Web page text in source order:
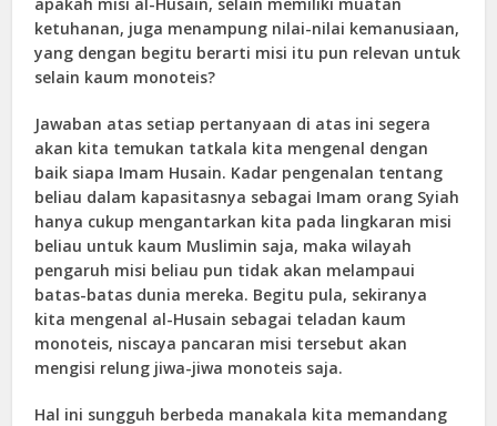
ketuhanan, juga menampung nilai-nilai kemanusiaan,
yang dengan begitu berarti misi itu pun relevan untuk
selain kaum monoteis?
Jawaban atas setiap pertanyaan di atas ini segera
akan kita temukan tatkala kita mengenal dengan
baik siapa Imam Husain. Kadar pengenalan tentang
beliau dalam kapasitasnya sebagai Imam orang Syiah
hanya cukup mengantarkan kita pada lingkaran misi
beliau untuk kaum Muslimin saja, maka wilayah
pengaruh misi beliau pun tidak akan melampaui
batas-batas dunia mereka. Begitu pula, sekiranya
kita mengenal al-Husain sebagai teladan kaum
monoteis, niscaya pancaran misi tersebut akan
mengisi relung jiwa-jiwa monoteis saja.
Hal ini sungguh berbeda manakala kita memandang